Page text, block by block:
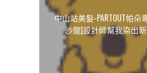
中山站美髮-PARTOUT帕朵
沙龍|設計師幫我染出